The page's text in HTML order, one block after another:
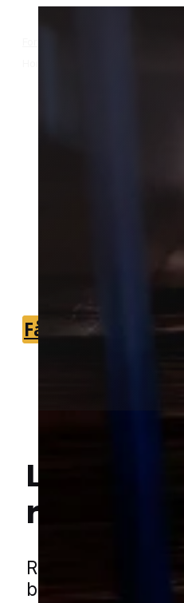
Har du brug for
Vi forbinder dig
din ejendom og
Få et tilbud
Lokal
rotter
Rotter kan
både boliger og